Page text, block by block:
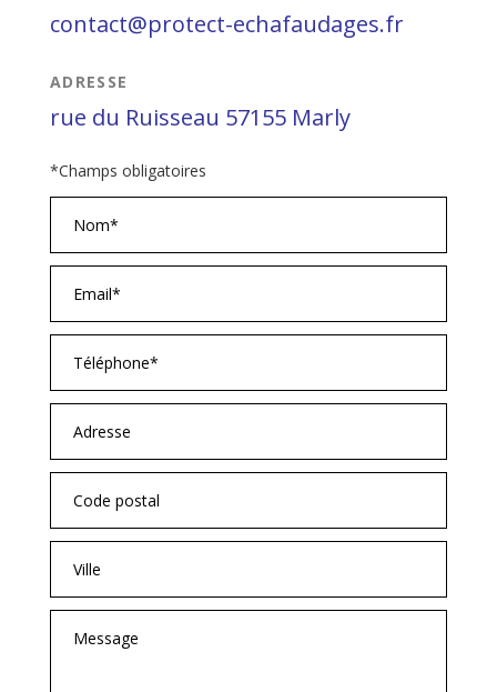
contact@protect-echafaudages.fr
ADRESSE
rue du Ruisseau 57155 Marly
*Champs obligatoires